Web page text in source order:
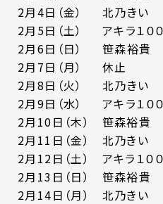
2月4日（金） 北乃きい
2月5日（土） アキラ１０
2月6日（日） 笹森裕貴
2月7日（月） 休止
2月8日（火） 北乃きい
2月9日（水） アキラ１０
2月10日（木） 笹森裕貴
2月11日（金） 北乃きい
2月12日（土） アキラ１０
2月13日（日） 笹森裕貴
2月14日（月） 北乃きい